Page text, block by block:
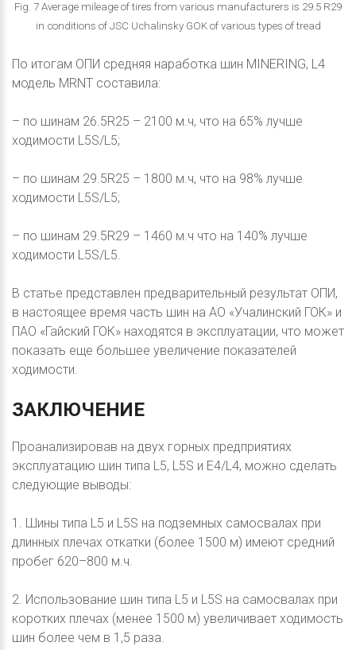
Fig. 7 Average mileage of tires from various manufacturers is 29.5 R29
in conditions of JSC Uchalinsky GOK of various types of tread
По итогам ОПИ средняя наработка шин MINERING, L4
модель MRNT составила:
– по шинам 26.5R25 – 2100 м.ч, что на 65% лучше
ходимости L5S/L5;
– по шинам 29.5R25 – 1800 м.ч, что на 98% лучше
ходимости L5S/L5;
– по шинам 29.5R29 – 1460 м.ч что на 140% лучше
ходимости L5S/L5.
В статье представлен предварительный результат ОПИ,
в настоящее время часть шин на АО «Учалинский ГОК» и
ПАО «Гайский ГОК» находятся в эксплуатации, что может
показать еще большее увеличение показателей
ходимости.
ЗАКЛЮЧЕНИЕ
Проанализировав на двух горных предприятиях
эксплуатацию шин типа L5, L5S и Е4/L4, можно сделать
следующие выводы:
1. Шины типа L5 и L5S на подземных самосвалах при
длинных плечах откатки (более 1500 м) имеют средний
пробег 620–800 м.ч.
2. Использование шин типа L5 и L5S на самосвалах при
коротких плечах (менее 1500 м) увеличивает ходимость
шин более чем в 1,5 раза.